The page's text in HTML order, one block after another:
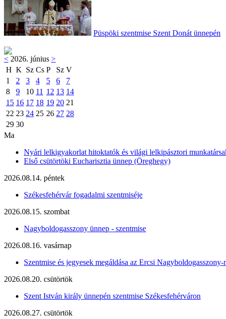
Püspöki szentmise Szent Donát ünnepén
< 2026. június >
H K Sz Cs P Sz V
1
2 3 4 5 6
7
8
9 10 11 12 13 14
15 16 17 18 19 20 21
22 23 24 25 26 27 28
29 30
Ma
Nyári lelkigyakorlat hitoktatók és világi lelkipásztori
Első csütörtöki Eucharisztia ünnep (Öreghegy)
2026.08.14. péntek
Székesfehérvár fogadalmi szentmiséje
2026.08.15. szombat
Nagyboldogasszony ünnep - szentmise
2026.08.16. vasárnap
Szentmise és jegyesek megáldása az Ercsi Nagyboldogasszony-
2026.08.20. csütörtök
Szent István király ünnepén szentmise Székesfehérváron
2026.08.27. csütörtök